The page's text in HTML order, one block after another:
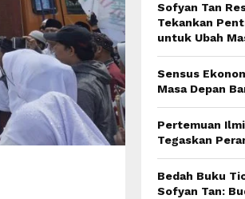
Sofyan Tan
Tekankan
untuk Ubah
Sensus
Masa Depan
Pertemuan
Tegaskan
Bedah Buku
Sofyan Tan: